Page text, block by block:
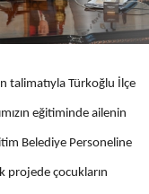
talimatıyla Türkoğlu İlçe
eğitiminde ailenin
Belediye Personeline
projede çocukların